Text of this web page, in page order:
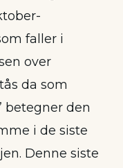
faller i
over
da som
betegner den
i de siste
Denne siste